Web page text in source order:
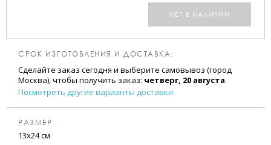
НЕТ В НАЛИЧИИ
СРОК ИЗГОТОВЛЕНИЯ И ДОСТАВКА:
Сделайте заказ сегодня и выберите самовывоз (город
Москва), чтобы получить заказ: четверг, 20 августа.
Посмотреть другие варианты доставки
РАЗМЕР:
13х24 см